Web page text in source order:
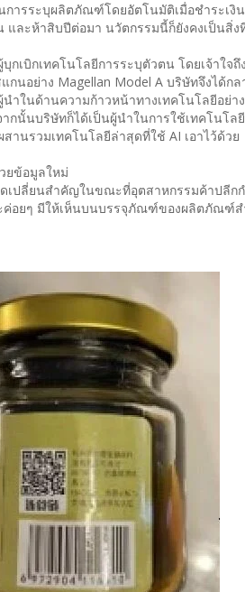
การระบุผลิตภัณฑ์โดยอัตโนมัติเมื่อชำระเงิ
และห้าสิบปีต่อมา นวัตกรรมนี้ก็ยังคงเป็นสิ่ง
บุกเบิกเทคโนโลยีการระบุตัวตน โดยเจ้าใ
แกนอย่าง Magellan Model A บริษัทจึงไ
นำในด้านความก้าวหน้าทางเทคโนโลยีอย่
ากนั้นบริษัทก็ได้เป็นผู้นำในการใช้เทคโนโ
านรวมเทคโนโลยีล่าสุดที่ใช้ AI เอาไว้ด้วย
ยข้อมูลใหม่
ดเปลี่ยนสำคัญในขณะที่อุตสาหกรรมค้าปลีก
อยๆ มีให้เห็นบนบรรจุภัณฑ์ของผลิตภัณฑ์ส